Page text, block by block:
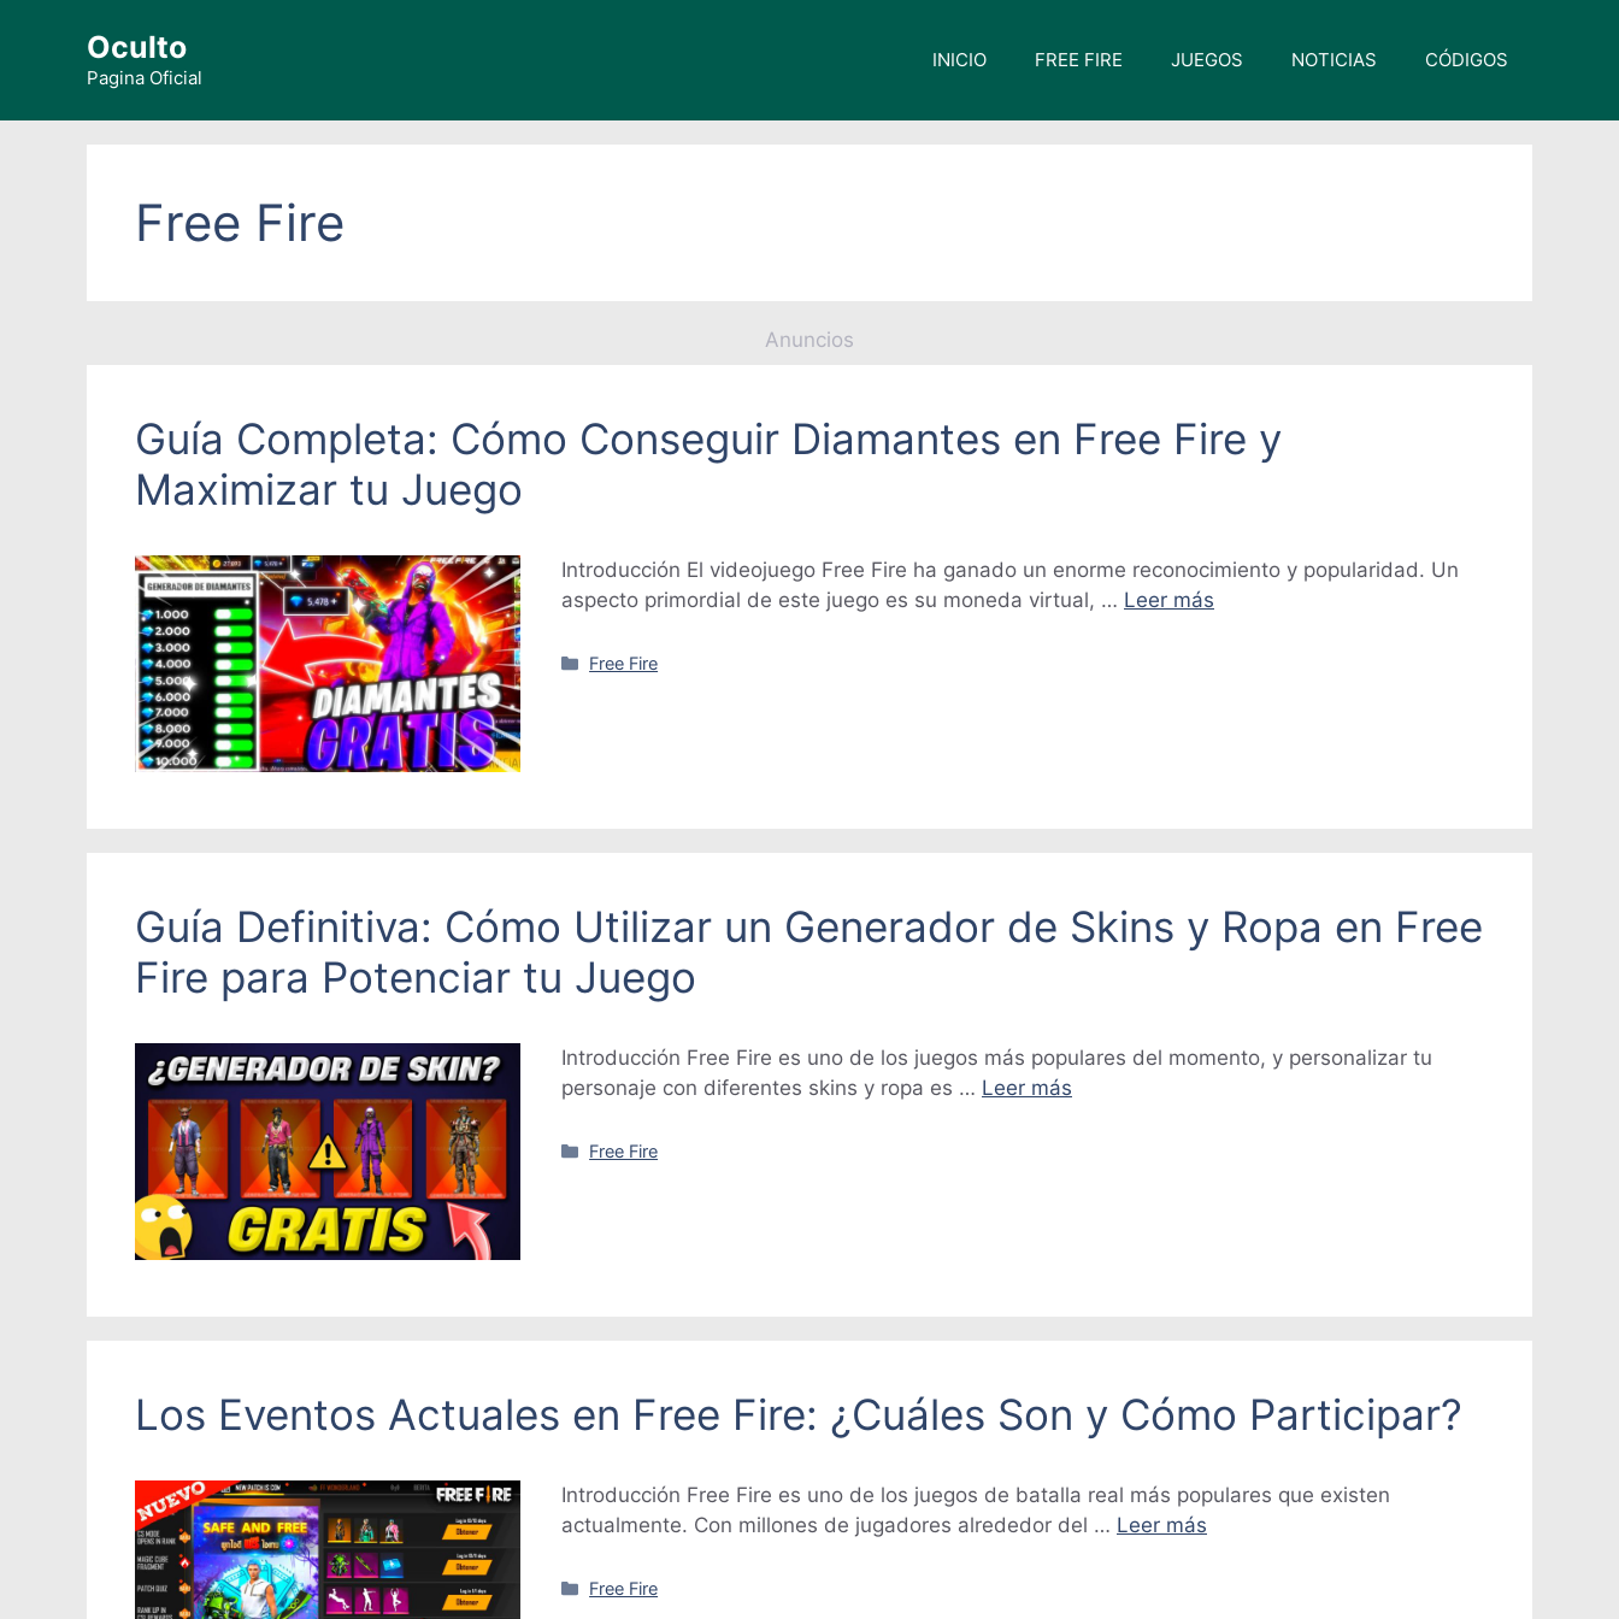
contenido
Oculto
Pagina Oficial
INICIO FREE FIRE JUEGOS NOTICIAS CÓDIGOS
Free Fire
Anuncios
Guía Completa: Cómo Conseguir Diamantes en Free Fire y
Maximizar tu Juego
Introducción El videojuego Free Fire ha ganado un enorme reconocimiento y popularidad. Un
aspecto primordial de este juego es su moneda virtual, … Leer más
Categorías
Free Fire
Guía Definitiva: Cómo Utilizar un Generador de Skins y Ropa en Free
Fire para Potenciar tu Juego
Introducción Free Fire es uno de los juegos más populares del momento, y personalizar tu
personaje con diferentes skins y ropa es … Leer más
Categorías
Free Fire
Los Eventos Actuales en Free Fire: ¿Cuáles Son y Cómo Participar?
Introducción Free Fire es uno de los juegos de batalla real más populares que existen
actualmente. Con millones de jugadores alrededor del … Leer más
Categorías
Free Fire